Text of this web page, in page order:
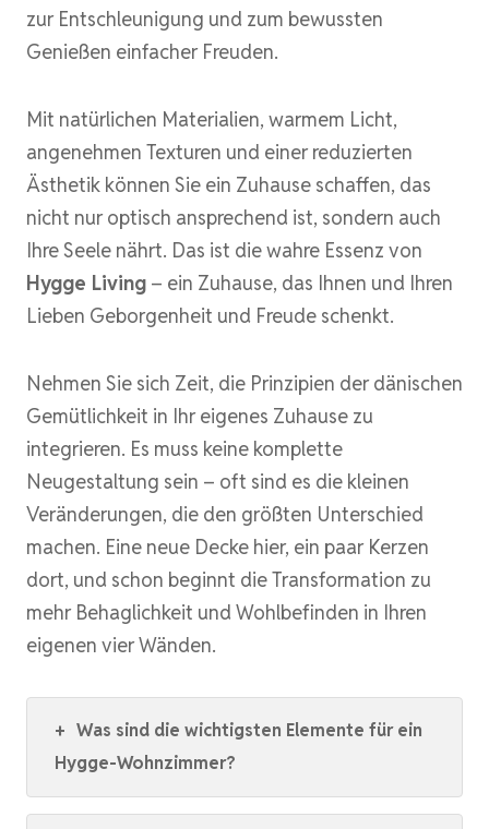
zur Entschleunigung und zum bewussten
Genießen einfacher Freuden.
Mit natürlichen Materialien, warmem Licht,
angenehmen Texturen und einer reduzierten
Ästhetik können Sie ein Zuhause schaffen, das
nicht nur optisch ansprechend ist, sondern auch
Ihre Seele nährt. Das ist die wahre Essenz von
Hygge Living – ein Zuhause, das Ihnen und Ihren
Lieben Geborgenheit und Freude schenkt.
Nehmen Sie sich Zeit, die Prinzipien der dänischen
Gemütlichkeit in Ihr eigenes Zuhause zu
integrieren. Es muss keine komplette
Neugestaltung sein – oft sind es die kleinen
Veränderungen, die den größten Unterschied
machen. Eine neue Decke hier, ein paar Kerzen
dort, und schon beginnt die Transformation zu
mehr Behaglichkeit und Wohlbefinden in Ihren
eigenen vier Wänden.
+ Was sind die wichtigsten Elemente für ein
Hygge-Wohnzimmer?